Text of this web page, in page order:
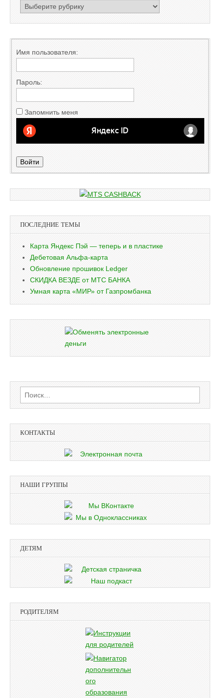
РУБРИКАТОР
Имя пользователя:
Пароль:
Запомнить меня
Войти
ПОСЛЕДНИЕ ТЕМЫ
Карта Яндекс Пэй — теперь и в пластике
Дебетовая Альфа-карта
Обновление прошивок Ledger
СКИДКА ВЕЗДЕ от МТС БАНКА
Умная карта «МИР» от Газпромбанка
Найти:
КОНТАКТЫ
НАШИ ГРУППЫ
ДЕТЯМ
РОДИТЕЛЯМ